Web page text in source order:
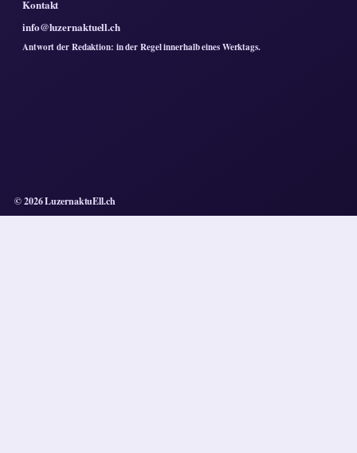
Kontakt
info@luzernaktuell.ch
Antwort der Redaktion: in der Regel innerhalb eines Werktags.
© 2026 LuzernaktuEll.ch